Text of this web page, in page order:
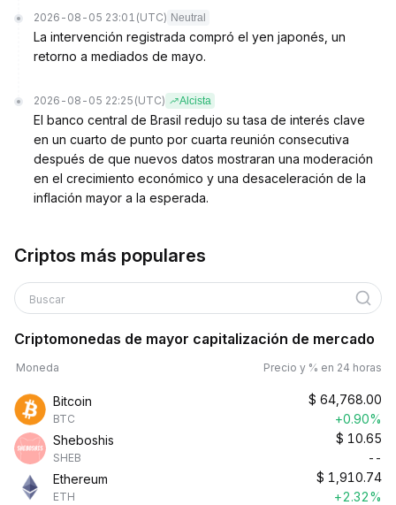
2026-08-05 23:01 (UTC) Neutral
La intervención registrada compró el yen japonés, un
retorno a mediados de mayo.
2026-08-05 22:25 (UTC) Alcista
El banco central de Brasil redujo su tasa de interés clave
en un cuarto de punto por cuarta reunión consecutiva
después de que nuevos datos mostraran una moderación
en el crecimiento económico y una desaceleración de la
inflación mayor a la esperada.
Criptos más populares
Buscar
Criptomonedas de mayor capitalización de mercado
Moneda Precio y % en 24 horas
Bitcoin
BTC
$ 64,768.00
+0.90%
Sheboshis
SHEB
$ 10.65
--
Ethereum
ETH
$ 1,910.74
+2.32%